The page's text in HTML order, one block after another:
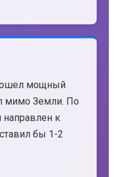
мощный
мимо Земли. По
к
бы 1-2